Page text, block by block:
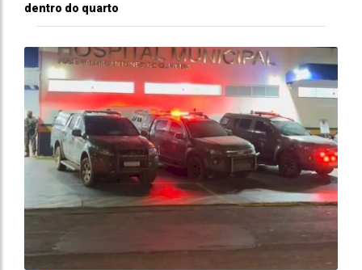
dentro do quarto